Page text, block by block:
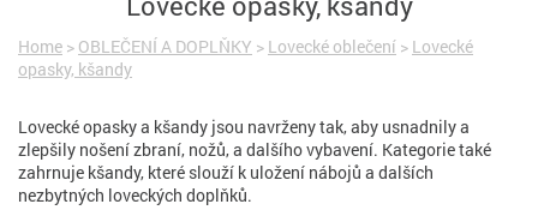
Home > OBLEČENÍ A DOPLŇKY > Lovecké oblečení > Lovecké
opasky, kšandy
Lovecké opasky a kšandy jsou navrženy tak, aby usnadnily a
zlepšily nošení zbraní, nožů, a dalšího vybavení. Kategorie také
zahrnuje kšandy, které slouží k uložení nábojů a dalších
nezbytných loveckých doplňků.